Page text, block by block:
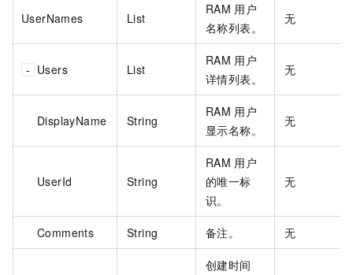
UserNames List
RAM 用户
名称列表。
无
Users List
RAM 用户
详情列表。
无
DisplayName String
RAM 用户
显示名称。
无
UserId String
RAM 用户
的唯一标
识。
无
Comments String 备注。 无
创建时间